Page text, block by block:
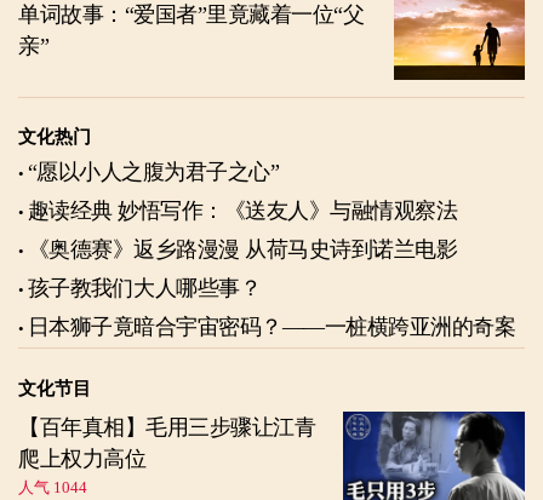
单词故事：“爱国者”里竟藏着一位“父
亲”
文化热门
“愿以小人之腹为君子之心”
趣读经典 妙悟写作：《送友人》与融情观察法
《奥德赛》返乡路漫漫 从荷马史诗到诺兰电影
孩子教我们大人哪些事？
日本狮子竟暗合宇宙密码？——一桩横跨亚洲的奇案
文化节目
【百年真相】毛用三步骤让江青
爬上权力高位
人气 1044